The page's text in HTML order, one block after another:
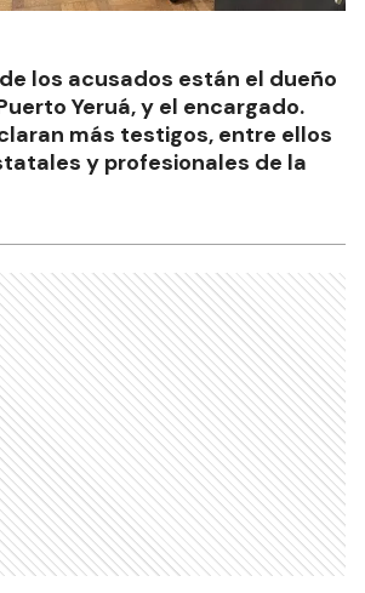
los acusados están el dueño
Yeruá, y el encargado.
más testigos, entre ellos
y profesionales de la